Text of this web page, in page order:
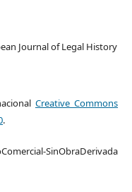
Journal of Legal History
Creative Commons
.
SinObraDerivada